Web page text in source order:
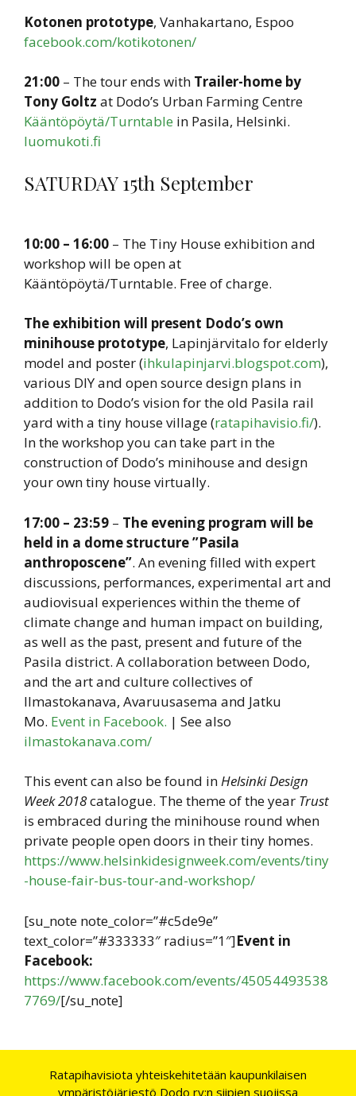
Kotonen prototype, Vanhakartano, Espoo
facebook.com/kotikotonen/
21:00 – The tour ends with Trailer-home by
Tony Goltz at Dodo’s Urban Farming Centre
Kääntöpöytä/Turntable in Pasila, Helsinki.
luomukoti.fi
SATURDAY 15th September
10:00 – 16:00 – The Tiny House exhibition and
workshop will be open at
Kääntöpöytä/Turntable. Free of charge.
The exhibition will present Dodo’s own
minihouse prototype, Lapinjärvitalo for elderly
model and poster (ihkulapinjarvi.blogspot.com),
various DIY and open source design plans in
addition to Dodo’s vision for the old Pasila rail
yard with a tiny house village (ratapihavisio.fi/).
In the workshop you can take part in the
construction of Dodo’s minihouse and design
your own tiny house virtually.
17:00 – 23:59 – The evening program will be
held in a dome structure ”Pasila
anthroposcene”. An evening filled with expert
discussions, performances, experimental art and
audiovisual experiences within the theme of
climate change and human impact on building,
as well as the past, present and future of the
Pasila district. A collaboration between Dodo,
and the art and culture collectives of
Ilmastokanava, Avaruusasema and Jatku
Mo. Event in Facebook. | See also
ilmastokanava.com/
This event can also be found inHelsinki Design
Week 2018catalogue. The theme of the year Trust
is embraced during the minihouse round when
private people open doors in their tiny homes.
https://www.helsinkidesignweek.com/events/tiny
-house-fair-bus-tour-and-workshop/
[su_note note_color=”#c5de9e”
text_color=”#333333″ radius=”1″]Event in
Facebook:
https://www.facebook.com/events/45054493538
7769/[/su_note]
Ratapihavisiota yhteiskehitetään kaupunkilaisen
ympäristöjärjestö Dodo ry:n siipien suojissa